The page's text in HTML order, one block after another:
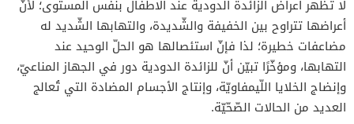
لا تظهر اعراض الزائدة الدودية عند الاطفال بنفس المستوى؛ لأنّ
أعراضها تتراوح بين الخفيفة والشّديدة، والتهابها الشّديد له
مضاعفات خطيرة؛ لذا فإنّ استئصالها هو الحلّ الوحيد عند
التهابها، ومؤخّرًا تبيّن أنّ للزائدة الدودية دور في الجهاز المناعيّ،
وإنضاج الخلايا اللّيمفاويّة، وإنتاج الأجسام المضادة التي تُعالج
العديد من الحالات الصّحّيّة.